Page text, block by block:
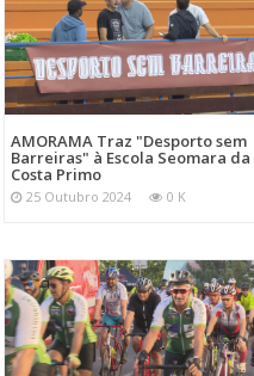
AMORAMA Traz "Desporto sem
Barreiras" à Escola Seomara da
Costa Primo
25 Outubro 2024 0 K